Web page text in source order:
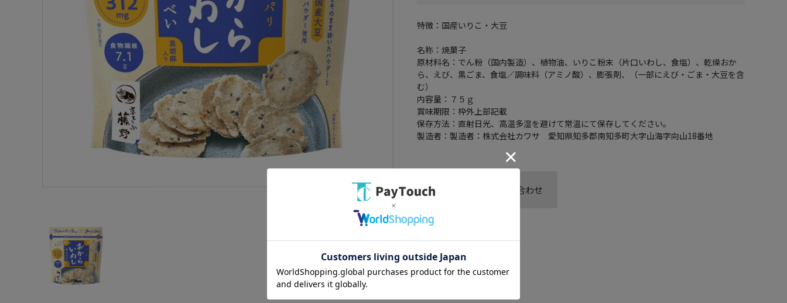
特徴：国産いりこ・大豆
名称：焼菓子
原材料名：でん粉（国内製造）、植物油、いりこ粉末（片口いわし、食塩）、乾燥おか
ら、えび、黒ごま、食塩／調味料（アミノ酸）、膨張剤、（一部にえび・ごま・大豆を含
む）
内容量：７５ｇ
賞味期限：枠外上部記載
保存方法：直射日光、高温多湿を避けて常温にて保存してください。
製造者：製造者：株式会社カワサ 愛知県知多郡南知多町大字山海字向山18番地
この商品へのお問い合わせ